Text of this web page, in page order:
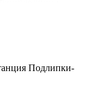
Подлипки-